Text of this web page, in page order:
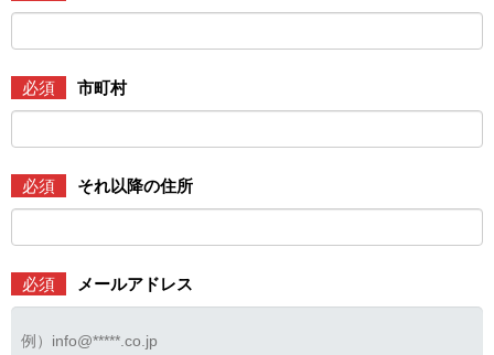
必須 市町村
必須 それ以降の住所
必須 メールアドレス